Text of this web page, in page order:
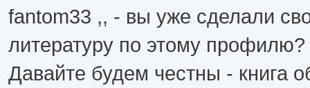
fantom33 ,, - вы уже сделали
литературу по этому
Давайте будем честны - книга